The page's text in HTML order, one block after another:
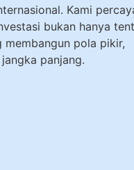
Kami
bukan hanya
pola pikir,
panjang.